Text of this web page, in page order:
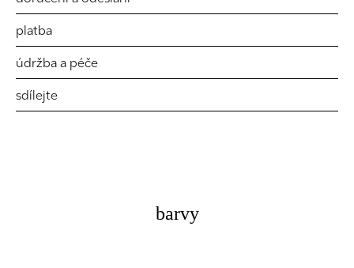
platba
údržba a péče
sdílejte
barvy